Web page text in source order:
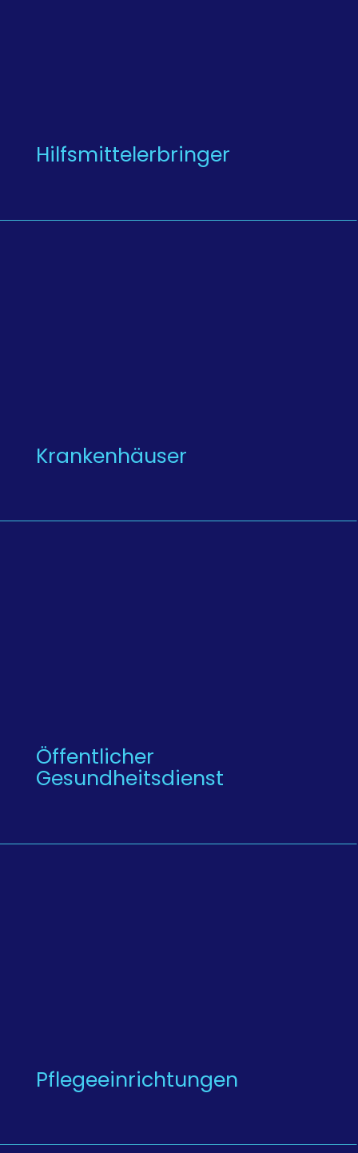
Hilfsmittelerbringer
Krankenhäuser
Öffentlicher
Gesundheitsdienst
Pflegeeinrichtungen